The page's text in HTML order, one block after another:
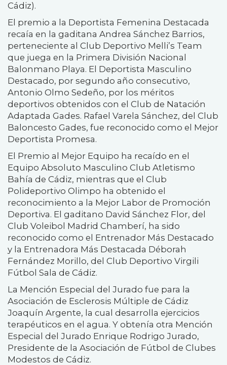
Cádiz).
El premio a la Deportista Femenina Destacada
recaía en la gaditana Andrea Sánchez Barrios,
perteneciente al Club Deportivo Melli’s Team
que juega en la Primera División Nacional
Balonmano Playa. El Deportista Masculino
Destacado, por segundo año consecutivo,
Antonio Olmo Sedeño, por los méritos
deportivos obtenidos con el Club de Natación
Adaptada Gades. Rafael Varela Sánchez, del Club
Baloncesto Gades, fue reconocido como el Mejor
Deportista Promesa.
El Premio al Mejor Equipo ha recaído en el
Equipo Absoluto Masculino Club Atletismo
Bahía de Cádiz, mientras que el Club
Polideportivo Olimpo ha obtenido el
reconocimiento a la Mejor Labor de Promoción
Deportiva. El gaditano David Sánchez Flor, del
Club Voleibol Madrid Chamberí, ha sido
reconocido como el Entrenador Más Destacado
y la Entrenadora Más Destacada Déborah
Fernández Morillo, del Club Deportivo Virgili
Fútbol Sala de Cádiz.
La Mención Especial del Jurado fue para la
Asociación de Esclerosis Múltiple de Cádiz
Joaquín Argente, la cual desarrolla ejercicios
terapéuticos en el agua. Y obtenía otra Mención
Especial del Jurado Enrique Rodrigo Jurado,
Presidente de la Asociación de Fútbol de Clubes
Modestos de Cádiz.